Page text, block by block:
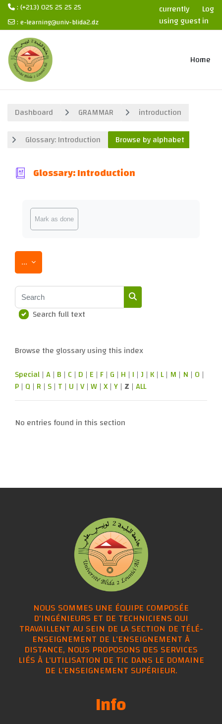
Skip to main content
: (+213) 025 25 25 25
:e-learning@univ-blida2.dz
currently
using guest
access
Log
in
Home
Dashboard GRAMMAR
introduction
Glossary: Introduction
Browse by alphabet
Glossary: Introduction
Completion requirements
Mark as done
... Export entries
Search
Search
Search full text
Browse the glossary using this index
Special | A | B | C | D | E | F | G | H | I | J | K | L| M | N | O |
P | Q | R | S | T | U | V | W | X | Y | Z | ALL
No entries found in this section
NOUS SOMMES UNE ÉQUIPE COMPOSÉE
D'INGÉNIEURS ET DE TECHNICIENS QUI
TRAVAILLENT AU SEIN DE LA SECTION DE TÉLÉ-
ENSEIGNEMENT DE L'ENSEIGNEMENT À
DISTANCE, NOUS PROPOSONS DES SERVICES
LIÉS À L'UTILISATION DE TIC DANS LE DOMAINE
DE L'ENSEIGNEMENT SUPÉRIEUR.
Info